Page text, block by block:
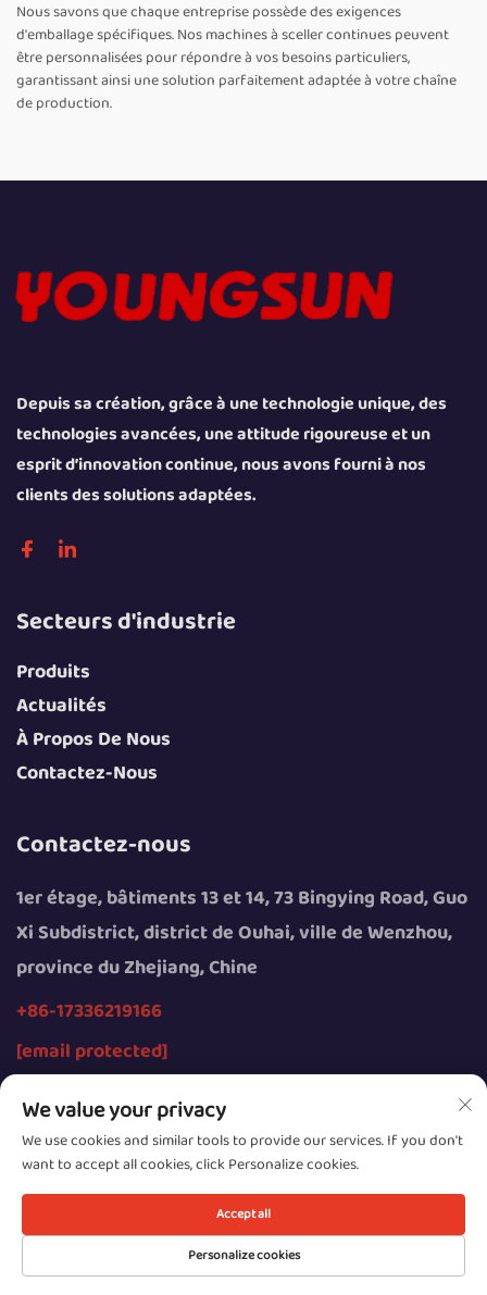
Nous savons que chaque entreprise possède des exigences
d'emballage spécifiques. Nos machines à sceller continues peuvent
être personnalisées pour répondre à vos besoins particuliers,
garantissant ainsi une solution parfaitement adaptée à votre chaîne
de production.
Depuis sa création, grâce à une technologie unique, des
technologies avancées, une attitude rigoureuse et un
esprit d’innovation continue, nous avons fourni à nos
clients des solutions adaptées.
Secteurs d'industrie
Produits
Actualités
À Propos De Nous
Contactez-Nous
Contactez-nous
1er étage, bâtiments 13 et 14, 73 Bingying Road, Guo
Xi Subdistrict, district de Ouhai, ville de Wenzhou,
province du Zhejiang, Chine
+86-17336219166
[email protected]
Tous droits réservés © 2026 par Wenzhou Youngsun
Intelligent Equipment Co., Ltd.
Confidentialité
We value your privacy
We use cookies and similar tools to provide our services. If you don't
want to accept all cookies, click Personalize cookies.
Personalize cookies
Accept all